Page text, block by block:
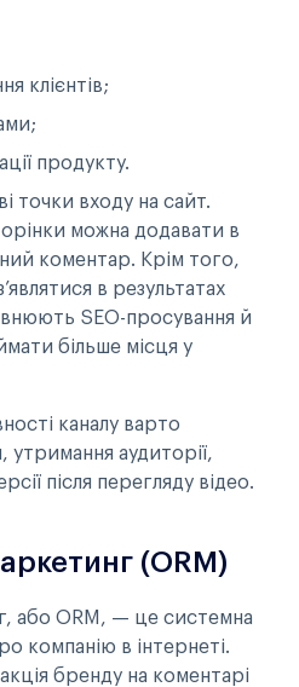
клієнтів;
продукту.
точки входу на сайт.
можна додавати в
коментар. Крім того,
в результатах
SEO-просування й
більше місця у
каналу варто
утримання аудиторії,
після перегляду відео.
(ORM)
або ORM, — це системна
компанію в інтернеті.
бренду на коментарі